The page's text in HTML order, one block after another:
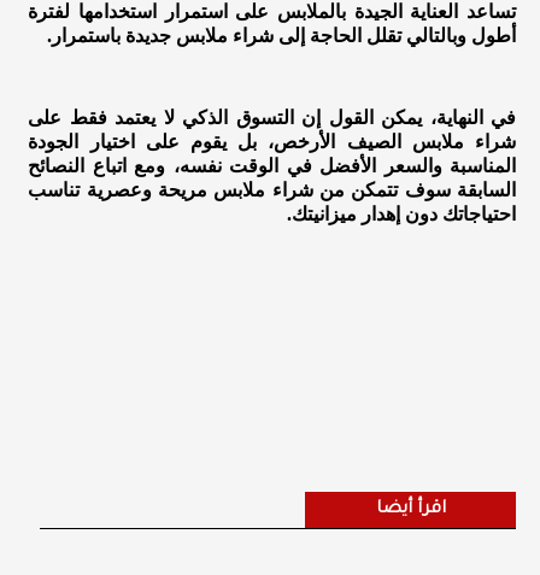
تساعد العناية الجيدة بالملابس على استمرار استخدامها لفترة
أطول وبالتالي تقلل الحاجة إلى شراء ملابس جديدة باستمرار.
في النهاية، يمكن القول إن التسوق الذكي لا يعتمد فقط على
شراء ملابس الصيف الأرخص، بل يقوم على اختيار الجودة
المناسبة والسعر الأفضل في الوقت نفسه، ومع اتباع النصائح
السابقة سوف تتمكن من شراء ملابس مريحة وعصرية تناسب
احتياجاتك دون إهدار ميزانيتك.
اقرأ أيضا